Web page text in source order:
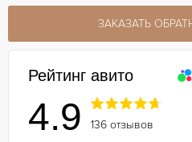
ЗАКАЗАТЬ
Рейтинг авито
4.9 136 отзывов